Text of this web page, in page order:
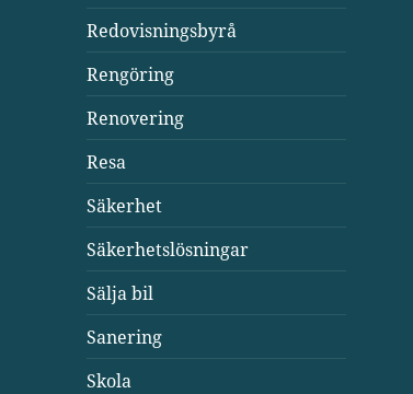
Redovisningsbyrå
Rengöring
Renovering
Resa
Säkerhet
Säkerhetslösningar
Sälja bil
Sanering
Skola